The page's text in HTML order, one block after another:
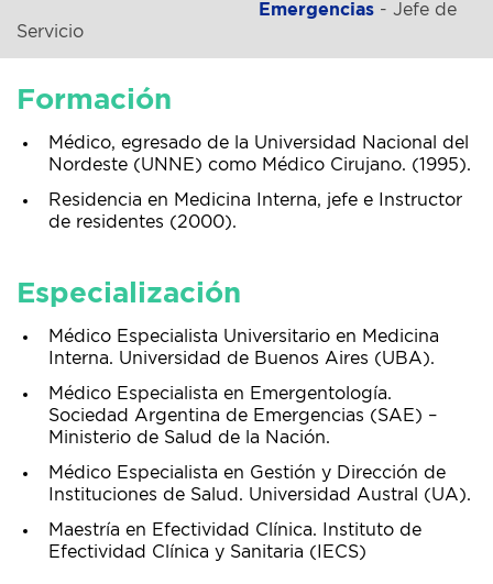
Emergencias - Jefe de
Servicio
Formación
Médico, egresado de la Universidad Nacional del
Nordeste (UNNE) como Médico Cirujano. (1995).
Residencia en Medicina Interna, jefe e Instructor
de residentes (2000).
Especialización
Médico Especialista Universitario en Medicina
Interna. Universidad de Buenos Aires (UBA).
Médico Especialista en Emergentología.
Sociedad Argentina de Emergencias (SAE) –
Ministerio de Salud de la Nación.
Médico Especialista en Gestión y Dirección de
Instituciones de Salud. Universidad Austral (UA).
Maestría en Efectividad Clínica. Instituto de
Efectividad Clínica y Sanitaria (IECS)